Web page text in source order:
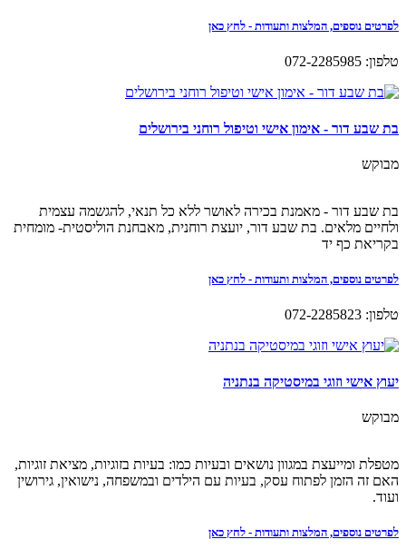
לפרטים נוספים, המלצות ותעודות - לחץ כאן
טלפון: 072-2285985
בת שבע דור - אימון אישי וטיפול רוחני בירושלים
מבוקש
בת שבע דור - מאמנת בכירה לאושר ללא כל תנאי, להגשמה עצמית
ולחיים מלאים. בת שבע דור, יועצת רוחנית, מאבחנת הוליסטית- מומחית
בקריאת כף יד
לפרטים נוספים, המלצות ותעודות - לחץ כאן
טלפון: 072-2285823
יעוץ אישי וזוגי במיסטיקה בנתניה
מבוקש
מטפלת ומייעצת במגוון נושאים ובעיות כמו: בעיות בזוגיות, מציאת זוגיות,
האם זה הזמן לפתוח עסק, בעיות עם הילדים ובמשפחה, נישואין, גירושין
ועוד.
לפרטים נוספים, המלצות ותעודות - לחץ כאן